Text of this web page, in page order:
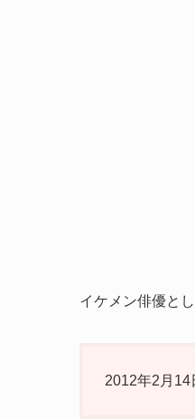
イケメン俳優と
2012年2月14